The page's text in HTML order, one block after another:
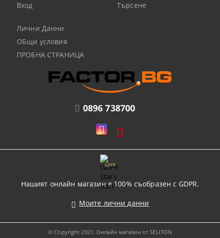
0896 738700
Вход
Търсене
Лични Данни
ОБщи условия
ПРОБНА СТРАНИЦА
GDPR
Нашият онлайн магазин е 100% съобразен с GDPR.
Моите лични данни
© Copyright 2021. Онлайн магазин от SELITON